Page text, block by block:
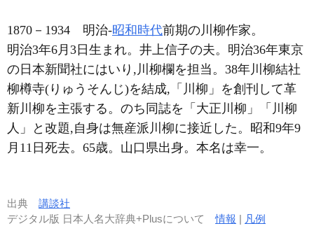
1870－1934 明治-昭和時代前期の川柳作家。
明治3年6月3日生まれ。井上信子の夫。明治36年東京
の日本新聞社にはいり,川柳欄を担当。38年川柳結社
柳樽寺(りゅうそんじ)を結成,「川柳」を創刊して革
新川柳を主張する。のち同誌を「大正川柳」「川柳
人」と改題,自身は無産派川柳に接近した。昭和9年9
月11日死去。65歳。山口県出身。本名は幸一。
出典 講談社
デジタル版 日本人名大辞典+Plusについて情報 | 凡例